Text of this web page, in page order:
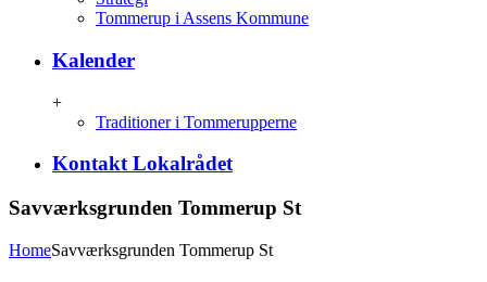
Tommerup i Assens Kommune
Kalender
+
Traditioner i Tommerupperne
Kontakt Lokalrådet
Savværksgrunden Tommerup St
HomeSavværksgrunden Tommerup St